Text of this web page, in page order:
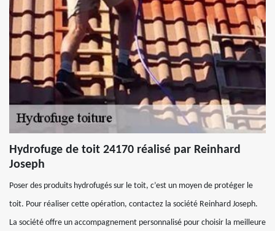
Hydrofuge de toit 24170 réalisé par Reinhard
Joseph
Poser des produits hydrofugés sur le toit, c’est un moyen de protéger le
toit. Pour réaliser cette opération, contactez la société Reinhard Joseph.
La société offre un accompagnement personnalisé pour choisir la meilleure